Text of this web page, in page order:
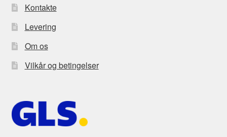
Kontakte
Levering
Om os
Vilkår og betingelser